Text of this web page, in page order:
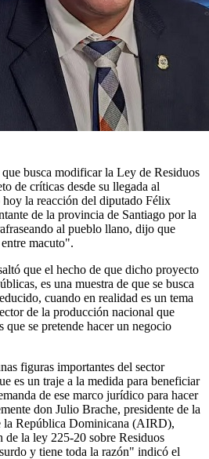
busca modificar la Ley de Residuos
de críticas desde su llegada al
la reacción del diputado Félix
de la provincia de Santiago por la
al pueblo llano, dijo que
macuto".
que el hecho de que dicho proyecto
es una muestra de que se busca
cuando en realidad es un tema
de la producción nacional que
que se pretende hacer un negocio
figuras importantes del sector
es un traje a la medida para beneficiar
de ese marco jurídico para hacer
don Julio Brache, presidente de la
la República Dominicana (AIRD),
de la ley 225-20 sobre Residuos
y tiene toda la razón" indicó el